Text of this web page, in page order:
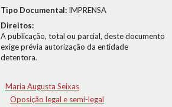
Tipo Documental: IMPRENSA
Direitos:
A publicação, total ou parcial, deste documento
exige prévia autorização da entidade
detentora.
Maria Augusta Seixas
Oposição legal e semi-legal